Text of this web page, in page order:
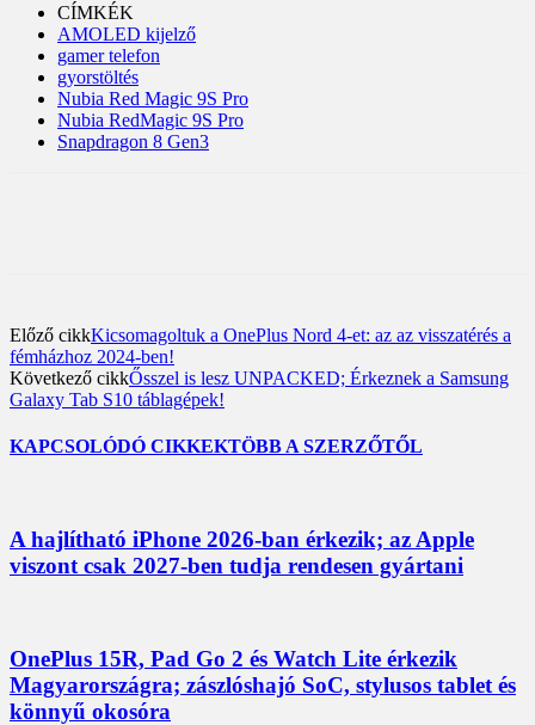
CÍMKÉK
AMOLED kijelző
gamer telefon
gyorstöltés
Nubia Red Magic 9S Pro
Nubia RedMagic 9S Pro
Snapdragon 8 Gen3
Előző cikkKicsomagoltuk a OnePlus Nord 4-et: az az visszatérés a
fémházhoz 2024-ben!
Következő cikkŐsszel is lesz UNPACKED; Érkeznek a Samsung
Galaxy Tab S10 táblagépek!
KAPCSOLÓDÓ CIKKEKTÖBB A SZERZŐTŐL
A hajlítható iPhone 2026-ban érkezik; az Apple
viszont csak 2027-ben tudja rendesen gyártani
OnePlus 15R, Pad Go 2 és Watch Lite érkezik
Magyarországra; zászlóshajó SoC, stylusos tablet és
könnyű okosóra